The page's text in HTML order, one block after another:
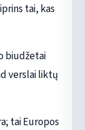
tai, kas
biudžetai
verslai liktų
tai Europos